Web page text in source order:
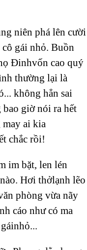
niên phá lên cười
gái nhỏ. Buồn
Đinhvốn cao quý
thường lại là
không hẳn sai
giờ nói ra hết
ai kia
chắc rồi!
im bặt, len lén
Hơi thởlạnh lẽo
phòng vừa nãy
cáo như có ma